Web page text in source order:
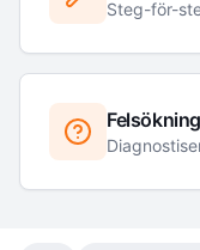
Steg-för-
Felsökning